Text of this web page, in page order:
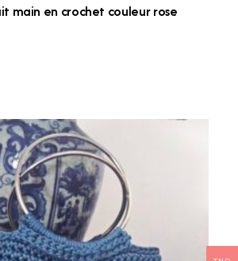
main en crochet couleur rose